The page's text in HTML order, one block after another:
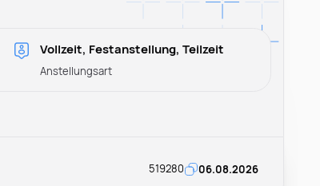
Vollzeit, Festanstellung, Teilzeit
Anstellungsart
519280 06.08.2026